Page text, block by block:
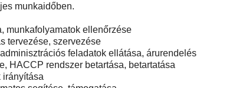
munkaidőben.
munkafolyamatok ellenőrzése
tervezése, szervezése
feladatok ellátása, árurendelés
HACCP rendszer betartása, betartatása
irányítása